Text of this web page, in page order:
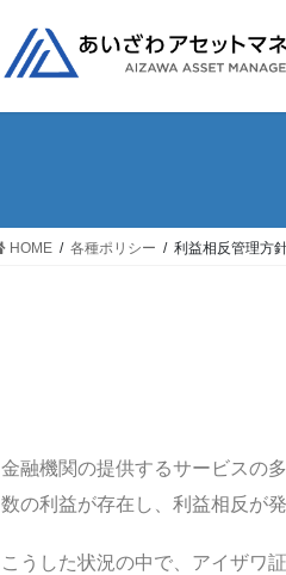
HOME 各種ポリシー 利益相反管理方
金融機関の提供するサービスの
数の利益が存在し、利益相反が
こうした状況の中で、アイザワ